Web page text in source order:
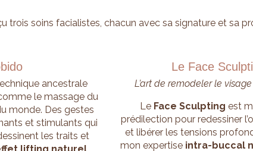
trois soins facialistes, chacun avec sa signature et sa
ancestrale
le massage du
monde. Des gestes
et stimulants qui
les traits et
lifting naturel
Le Face
L’art de remodeler le
Le Face Sculpting est
prédilection pour redessiner
et libérer les tensions
mon expertise intra-buccal